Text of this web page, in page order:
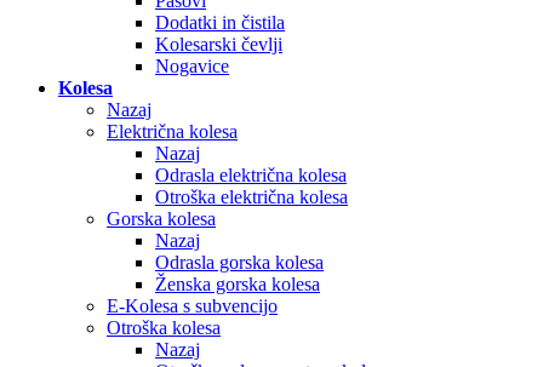
Dodatki in čistila
Kolesarski čevlji
Nogavice
Kolesa
Nazaj
Električna kolesa
Nazaj
Odrasla električna kolesa
Otroška električna kolesa
Gorska kolesa
Nazaj
Odrasla gorska kolesa
Ženska gorska kolesa
E-Kolesa s subvencijo
Otroška kolesa
Nazaj